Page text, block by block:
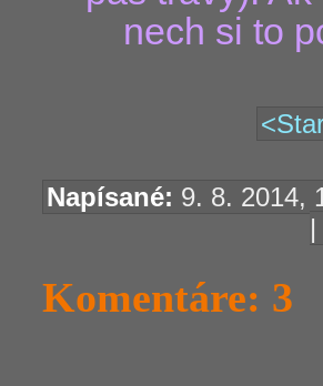
nech si to
Napísané: 9. 8. 2014,
|
Komentáre: 3